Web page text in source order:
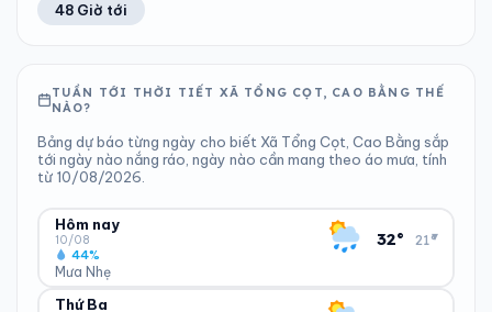
48 Giờ tới
TUẦN TỚI THỜI TIẾT XÃ TỔNG CỌT, CAO BẰNG THẾ
NÀO?
Bảng dự báo từng ngày cho biết Xã Tổng Cọt, Cao Bằng sắp
tới ngày nào nắng ráo, ngày nào cần mang theo áo mưa, tính
từ 10/08/2026.
Hôm nay
10/08
Mưa Nhẹ
44%
32° 21°
▾
ĐỘ ẨM
Thứ Ba